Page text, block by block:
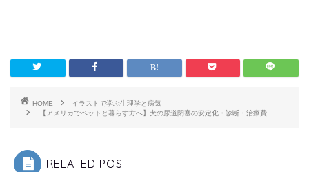
HOME
イラストで学ぶ生理学と病気
【アメリカでペットと暮らす方へ】犬の尿道閉塞の安定化・診断・治療費
RELATED POST